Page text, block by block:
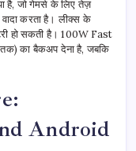
है, जो गेमर्स के लिए तेज़
करता है। लीक्स के
हो सकती है। 100W Fast
का बैकअप देना है, जबकि
Android